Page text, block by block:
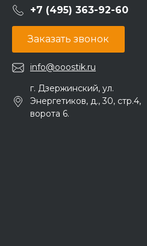
+7 (495) 363-92-60
Заказать звонок
info@ooostik.ru
г. Дзержинский, ул.
Энергетиков, д., 30, стр.4,
ворота 6.